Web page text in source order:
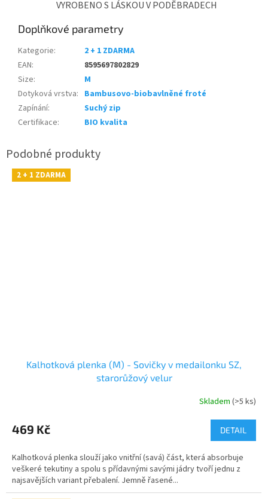
VYROBENO S LÁSKOU V PODĚBRADECH
Doplňkové parametry
Kategorie:
2 + 1 ZDARMA
EAN:
8595697802829
Size:
M
Dotyková vrstva: Bambusovo-biobavlněné froté
Zapínání:
Suchý zip
Certifikace: BIO kvalita
2 + 1 ZDARMA
Kalhotková plenka (M) - Sovičky v medailonku SZ,
starorůžový velur
Skladem (>5 ks)
469 Kč DETAIL
Kalhotková plenka slouží jako vnitřní (savá) část, která absorbuje
veškeré tekutiny a spolu s přídavnými savými jádry tvoří jednu z
najsavějších variant přebalení. Jemně řasené...